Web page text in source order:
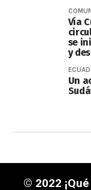
Vía
se
y
Un
© 2022